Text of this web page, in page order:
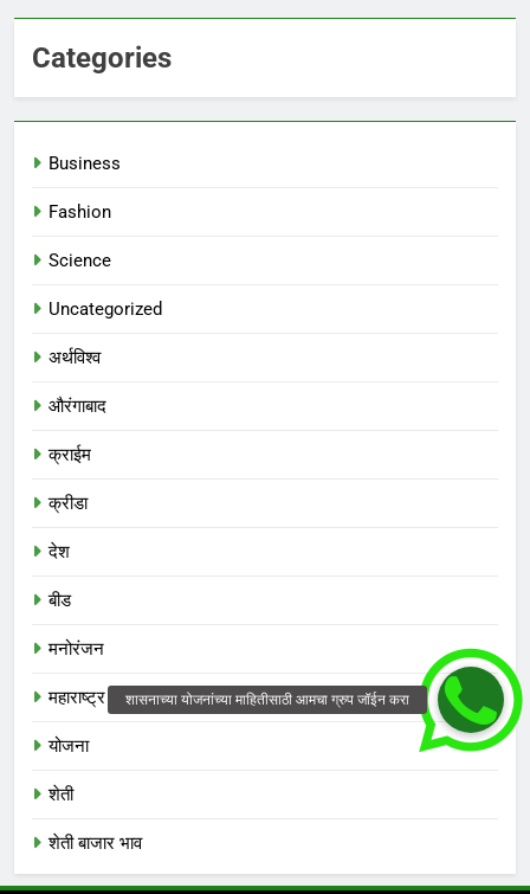
Categories
Business
Fashion
Science
Uncategorized
अर्थविश्व
औरंगाबाद
क्राईम
क्रीडा
देश
बीड
मनोरंजन
महाराष्ट्र
योजना
शेती
शेती बाजार भाव